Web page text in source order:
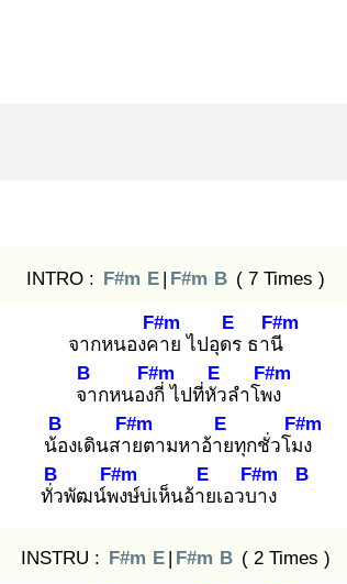
INTRO : F#m E | F#m B ( 7 Times )
จากหนองคา
F#m
ย ไปอุดร
E
ธานี
F#m
จา
B
กหนองกี่
F#m
ไปที่หัว
E
ลำโพง
F#m
น้อ
B
งเดินสาย
F#m
ตามหาอ้าย
E
ทุกชั่วโมง
F#m
ทั่ว
B
พัฒน์พง
F#m
ษ์บ่เห็นอ้าย
E
เอวบา
F#m
ง
B
INSTRU : F#m E | F#m B ( 2 Times )